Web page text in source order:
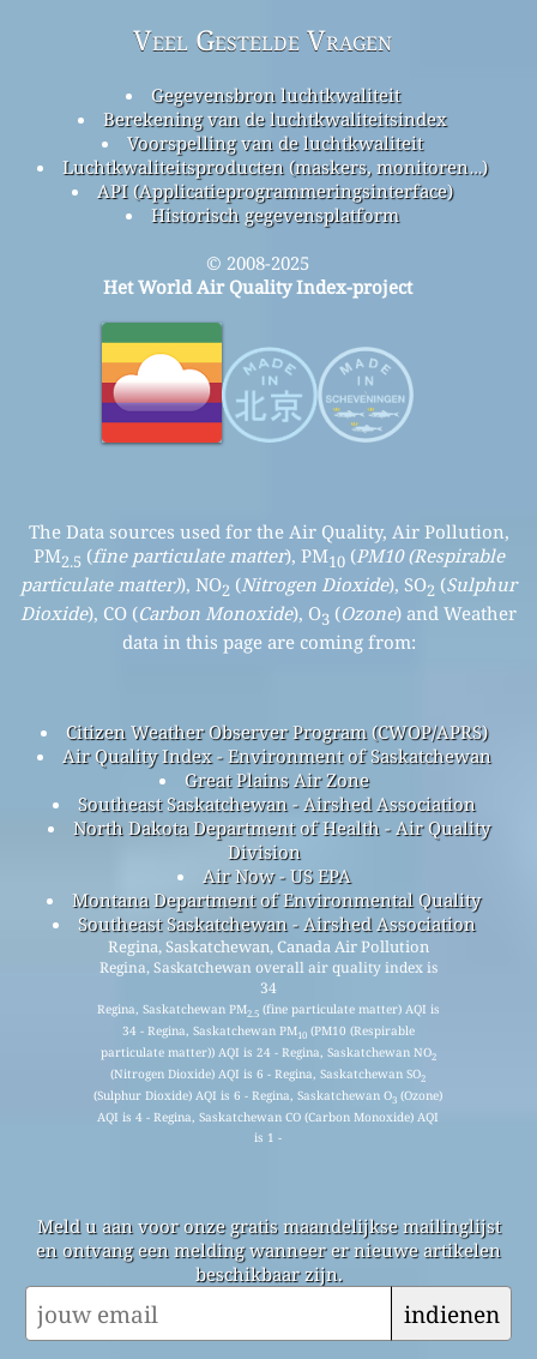
Veel Gestelde Vragen
Gegevensbron luchtkwaliteit
Berekening van de luchtkwaliteitsindex
Voorspelling van de luchtkwaliteit
Luchtkwaliteitsproducten (maskers, monitoren…)
API (Applicatieprogrammeringsinterface)
Historisch gegevensplatform
© 2008-2025
Het World Air Quality Index-project
The Data sources used for the Air Quality, Air Pollution,
PM2.5 (fine particulate matter), PM10(PM10 (Respirable
particulate matter)), NO2 (Nitrogen Dioxide), SO2 (Sulphur
Dioxide), CO (Carbon Monoxide), O3 (Ozone) and Weather
data in this page are coming from:
Citizen Weather Observer Program (CWOP/APRS)
Air Quality Index - Environment of Saskatchewan
Great Plains Air Zone
Southeast Saskatchewan - Airshed Association
North Dakota Department of Health - Air Quality
Division
Air Now - US EPA
Montana Department of Environmental Quality
Southeast Saskatchewan - Airshed Association
Regina, Saskatchewan, Canada Air Pollution
Regina, Saskatchewan overall air quality index is
34
Regina, Saskatchewan PM2.5(fine particulate matter) AQI is
34 - Regina, Saskatchewan PM10(PM10 (Respirable
particulate matter)) AQI is 24 - Regina, Saskatchewan NO2
(Nitrogen Dioxide) AQI is 6 - Regina, Saskatchewan SO2
(Sulphur Dioxide) AQI is 6 - Regina, Saskatchewan O3 (Ozone)
AQI is 4 - Regina, Saskatchewan CO (Carbon Monoxide) AQI
is 1 -
Meld u aan voor onze gratis maandelijkse mailinglijst
en ontvang een melding wanneer er nieuwe artikelen
beschikbaar zijn.
indienen